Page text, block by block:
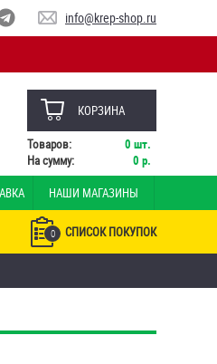
info@krep-shop.ru
КОРЗИНА
Товаров: 0 шт.
На сумму:
0 р.
НАШИ МАГАЗИНЫ
0 СПИСОК ПОКУПОК